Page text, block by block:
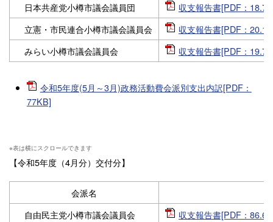
日本共産党小樽市議会議員団
収支報告書[PDF：
立憲・市民連合小樽市議会議員会
収支報告書[PDF：
みらい小樽市議会議員会
収支報告書[PDF：
令和5年度(5月～3月)政務活動費会派別支出内訳[PDF：
77KB]
【令和5年度（4月分）交付分】
会派名
自由民主党小樽市議会議員会
収支報告書[PDF：